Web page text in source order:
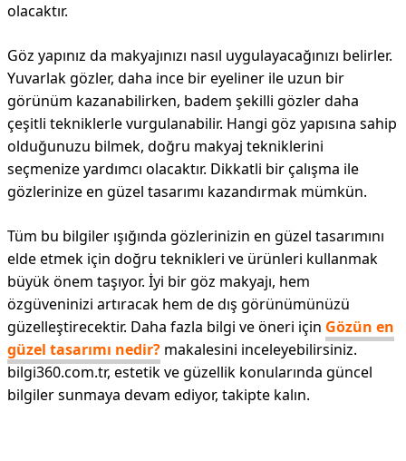
olacaktır.
Göz yapınız da makyajınızı nasıl uygulayacağınızı belirler.
Yuvarlak gözler, daha ince bir eyeliner ile uzun bir
görünüm kazanabilirken, badem şekilli gözler daha
çeşitli tekniklerle vurgulanabilir. Hangi göz yapısına sahip
olduğunuzu bilmek, doğru makyaj tekniklerini
seçmenize yardımcı olacaktır. Dikkatli bir çalışma ile
gözlerinize en güzel tasarımı kazandırmak mümkün.
Tüm bu bilgiler ışığında gözlerinizin en güzel tasarımını
elde etmek için doğru teknikleri ve ürünleri kullanmak
büyük önem taşıyor. İyi bir göz makyajı, hem
özgüveninizi artıracak hem de dış görünümünüzü
güzelleştirecektir. Daha fazla bilgi ve öneri için Gözün en
güzel tasarımı nedir? makalesini inceleyebilirsiniz.
bilgi360.com.tr, estetik ve güzellik konularında güncel
bilgiler sunmaya devam ediyor, takipte kalın.